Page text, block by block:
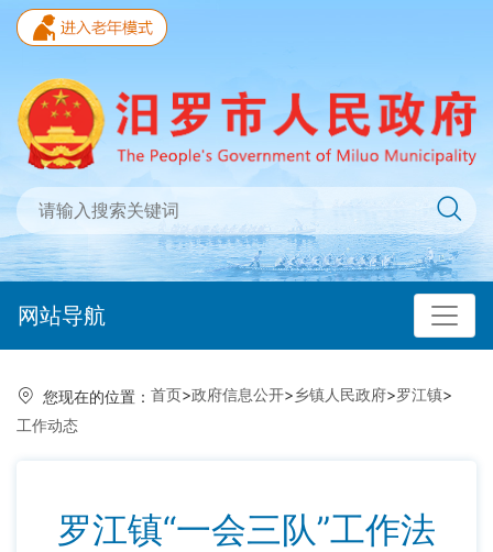
网站导航
您现在的位置： 首页>政府信息公开>乡镇人民政府>罗江镇>
工作动态
罗江镇“一会三队”工作法